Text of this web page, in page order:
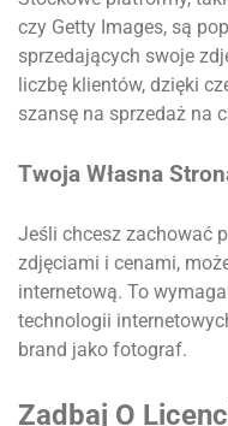
czy Getty Images, są
sprzedających swoje
liczbę klientów, dzięki
szansę na sprzedaż na
Twoja Własna
Jeśli chcesz zachować
zdjęciami i cenami,
internetową. To
technologii
brand jako fotograf.
Zadbaj O